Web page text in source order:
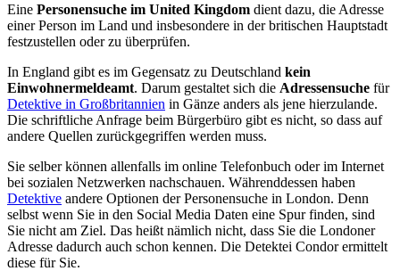
Eine Personensuche im United Kingdom dient dazu, die Adresse
einer Person im Land und insbesondere in der britischen Hauptstadt
festzustellen oder zu überprüfen.
In England gibt es im Gegensatz zu Deutschland kein
Einwohnermeldeamt. Darum gestaltet sich die Adressensuche für
Detektive in Großbritannien in Gänze anders als jene hierzulande.
Die schriftliche Anfrage beim Bürgerbüro gibt es nicht, so dass auf
andere Quellen zurückgegriffen werden muss.
Sie selber können allenfalls im online Telefonbuch oder im Internet
bei sozialen Netzwerken nachschauen. Währenddessen haben
Detektive andere Optionen der Personensuche in London. Denn
selbst wenn Sie in den Social Media Daten eine Spur finden, sind
Sie nicht am Ziel. Das heißt nämlich nicht, dass Sie die Londoner
Adresse dadurch auch schon kennen. Die Detektei Condor ermittelt
diese für Sie.